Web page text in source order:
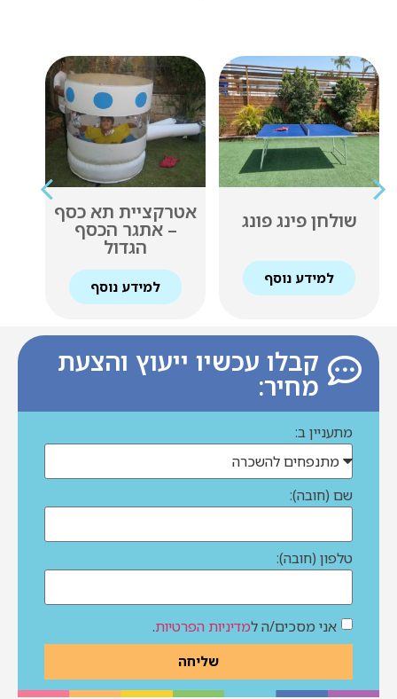
שולחן פינג פונג
למידע נוסף
אטרקציית תא כסף
– אתגר הכסף
הגדול
למידע נוסף
קבלו עכשיו ייעוץ והצעת
מחיר:
מתעניין ב:
שם (חובה):
טלפון (חובה):
אני מסכים/ה למדיניות הפרטיות.
שליחה